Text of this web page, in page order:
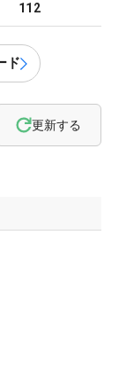
112
ド
更新する